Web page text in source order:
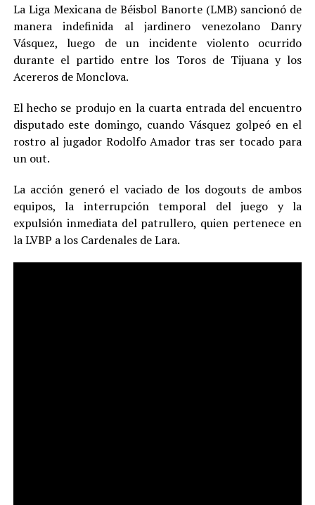
La Liga Mexicana de Béisbol Banorte (LMB) sancionó de
manera indefinida al jardinero venezolano Danry
Vásquez, luego de un incidente violento ocurrido
durante el partido entre los Toros de Tijuana y los
Acereros de Monclova.
El hecho se produjo en la cuarta entrada del encuentro
disputado este domingo, cuando Vásquez golpeó en el
rostro al jugador Rodolfo Amador tras ser tocado para
un out.
La acción generó el vaciado de los dogouts de ambos
equipos, la interrupción temporal del juego y la
expulsión inmediata del patrullero, quien pertenece en
la LVBP a los Cardenales de Lara.